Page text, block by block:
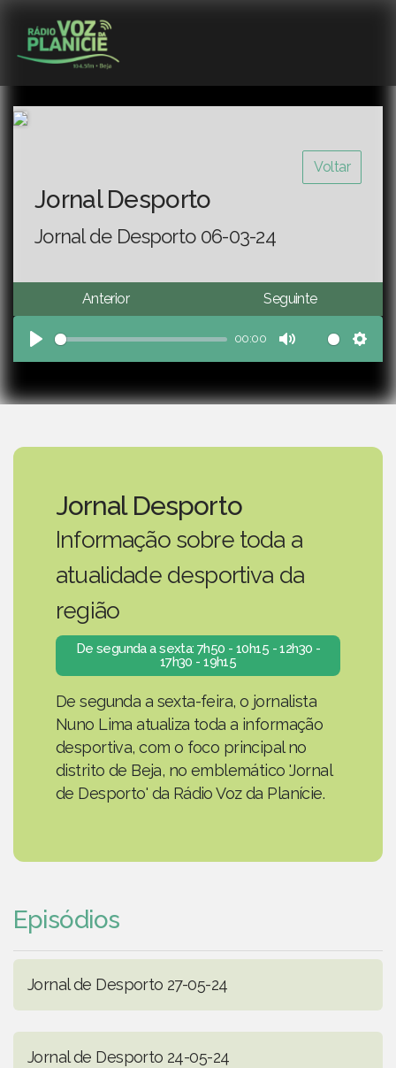
Voltar
Jornal Desporto
Jornal de Desporto 06-03-24
Anterior Seguinte
Play
00:00
Mute
Jornal Desporto
Informação sobre toda a
atualidade desportiva da
região
De segunda a sexta: 7h50 - 10h15 - 12h30 -
17h30 - 19h15
De segunda a sexta-feira, o jornalista
Nuno Lima atualiza toda a informação
desportiva, com o foco principal no
distrito de Beja, no emblemático 'Jornal
de Desporto' da Rádio Voz da Planície.
Episódios
Jornal de Desporto 27-05-24
Jornal de Desporto 24-05-24